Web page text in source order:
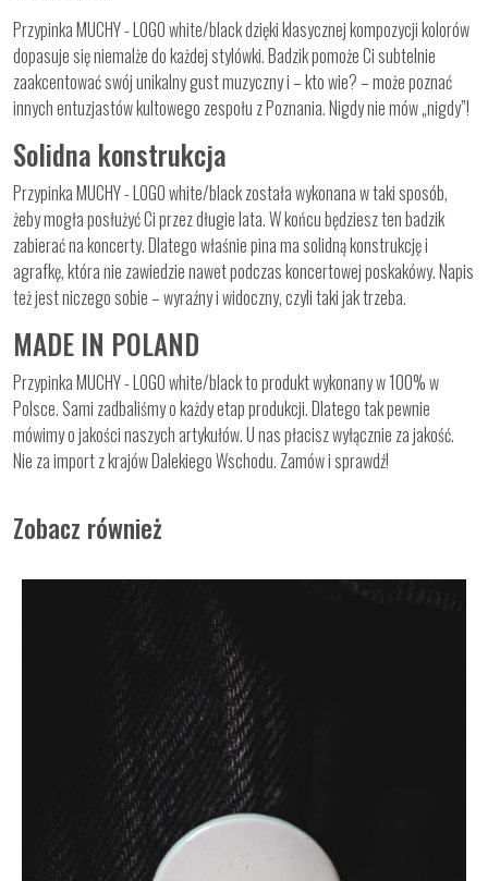
Przypinka MUCHY - LOGO white/black dzięki klasycznej kompozycji kolorów
dopasuje się niemalże do każdej stylówki. Badzik pomoże Ci subtelnie
zaakcentować swój unikalny gust muzyczny i – kto wie? – może poznać
innych entuzjastów kultowego zespołu z Poznania. Nigdy nie mów „nigdy”!
Solidna konstrukcja
Przypinka MUCHY - LOGO white/black została wykonana w taki sposób,
żeby mogła posłużyć Ci przez długie lata. W końcu będziesz ten badzik
zabierać na koncerty. Dlatego właśnie pina ma solidną konstrukcję i
agrafkę, która nie zawiedzie nawet podczas koncertowej poskakówy. Napis
też jest niczego sobie – wyraźny i widoczny, czyli taki jak trzeba.
MADE IN POLAND
Przypinka MUCHY - LOGO white/black to produkt wykonany w 100% w
Polsce. Sami zadbaliśmy o każdy etap produkcji. Dlatego tak pewnie
mówimy o jakości naszych artykułów. U nas płacisz wyłącznie za jakość.
Nie za import z krajów Dalekiego Wschodu. Zamów i sprawdź!
Zobacz również